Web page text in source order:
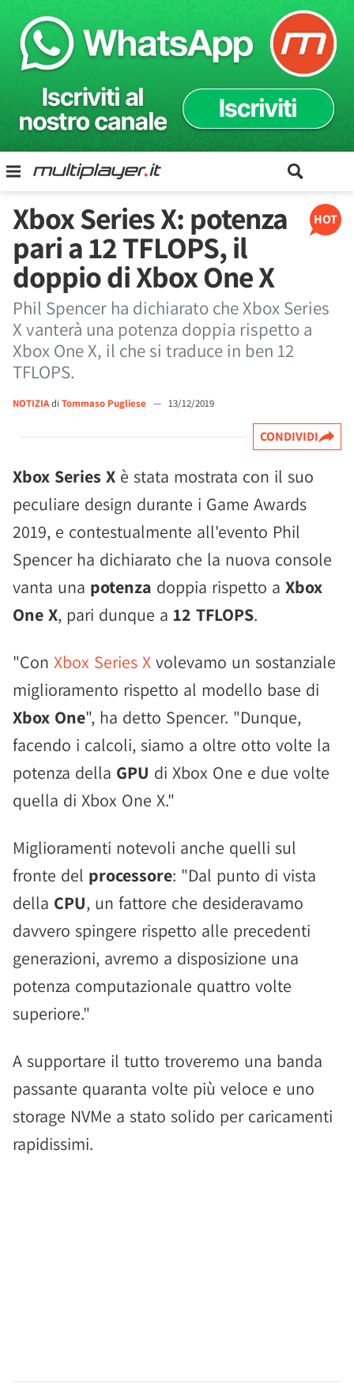
HOT
Xbox Series X: potenza
pari a 12 TFLOPS, il
doppio di Xbox One X
Phil Spencer ha dichiarato che Xbox Series
X vanterà una potenza doppia rispetto a
Xbox One X, il che si traduce in ben 12
TFLOPS.
NOTIZIAdi Tommaso Pugliese — 13/12/2019
CONDIVIDI
Xbox Series X è stata mostrata con il suo
peculiare design durante i Game Awards
2019, e contestualmente all'evento Phil
Spencer ha dichiarato che la nuova console
vanta una potenza doppia rispetto a Xbox
One X, pari dunque a 12 TFLOPS.
"Con Xbox Series X volevamo un sostanziale
miglioramento rispetto al modello base di
Xbox One", ha detto Spencer. "Dunque,
facendo i calcoli, siamo a oltre otto volte la
potenza della GPU di Xbox One e due volte
quella di Xbox One X."
Miglioramenti notevoli anche quelli sul
fronte del processore: "Dal punto di vista
della CPU, un fattore che desideravamo
davvero spingere rispetto alle precedenti
generazioni, avremo a disposizione una
potenza computazionale quattro volte
superiore."
A supportare il tutto troveremo una banda
passante quaranta volte più veloce e uno
storage NVMe a stato solido per caricamenti
rapidissimi.